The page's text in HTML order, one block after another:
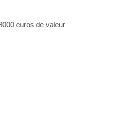
euros de valeur